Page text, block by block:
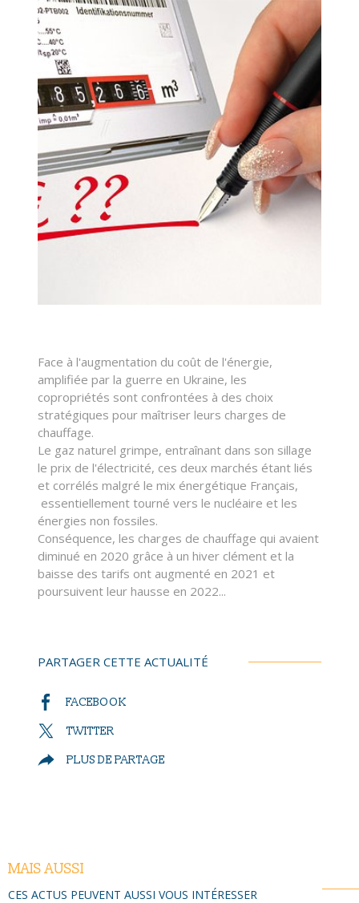
NOUS
Face à l'augmentation du coût de l'énergie,
amplifiée par la guerre en Ukraine, les
copropriétés sont confrontées à des choix
stratégiques pour maîtriser leurs charges de
chauffage.
Le gaz naturel grimpe, entraînant dans son sillage
le prix de l'électricité, ces deux marchés étant liés
et corrélés malgré le mix énergétique Français,
essentiellement tourné vers le nucléaire et les
énergies non fossiles.
Conséquence, les charges de chauffage qui avaient
diminué en 2020 grâce à un hiver clément et la
baisse des tarifs ont augmenté en 2021 et
poursuivent leur hausse en 2022...
PARTAGER CETTE ACTUALITÉ
FACEBOOK
TWITTER
PLUS DE PARTAGE
MAIS AUSSI
CES ACTUS PEUVENT AUSSI VOUS INTÉRESSER
RECHERCHER